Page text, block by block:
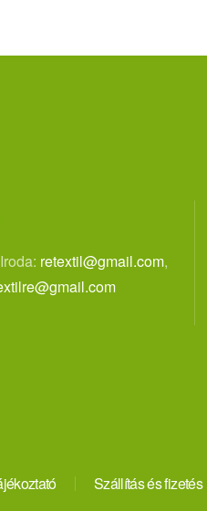
retextil@gmail.com,
Szállítás és fizetés